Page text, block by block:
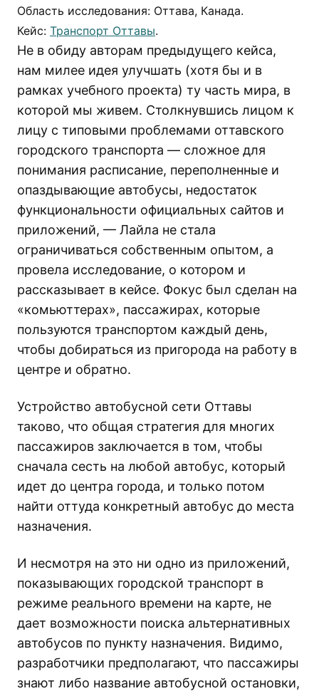
Область исследования: Оттава, Канада.
Кейс: Транспорт Оттавы.
Не в обиду авторам предыдущего кейса,
нам милее идея улучшать (хотя бы и в
рамках учебного проекта) ту часть мира, в
которой мы живем. Столкнувшись лицом к
лицу с типовыми проблемами оттавского
городского транспорта — сложное для
понимания расписание, переполненные и
опаздывающие автобусы, недостаток
функциональности официальных сайтов и
приложений, — Лайла не стала
ограничиваться собственным опытом, а
провела исследование, о котором и
рассказывает в кейсе. Фокус был сделан на
«комьюттерах», пассажирах, которые
пользуются транспортом каждый день,
чтобы добираться из пригорода на работу в
центре и обратно.
Устройство автобусной сети Оттавы
таково, что общая стратегия для многих
пассажиров заключается в том, чтобы
сначала сесть на любой автобус, который
идет до центра города, и только потом
найти оттуда конкретный автобус до места
назначения.
И несмотря на это ни одно из приложений,
показывающих городской транспорт в
режиме реального времени на карте, не
дает возможности поиска альтернативных
автобусов по пункту назначения. Видимо,
разработчики предполагают, что пассажиры
знают либо название автобусной остановки,